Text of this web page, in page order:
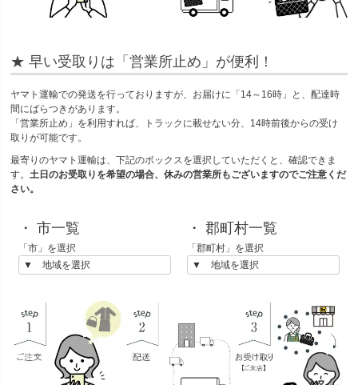
★ 早い受取りは「営業所止め」が便利！
ヤマト運輸での発送を行っておりますが、お届けに「14～16時」と、配達時
間にばらつきがあります。
「営業所止め」を利用すれば、トラックに載せない分、14時前後からの受け
取りが可能です。
最寄りのヤマト運輸は、下記のボックスを選択していただくと、確認できま
す。土日のお受取りを希望の場合、休みの営業所もございますのでご注意くだ
さい。
・ 市一覧
「市」を選択
・ 郡町村一覧
「郡町村」を選択